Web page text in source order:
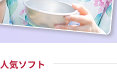
人気ソフト